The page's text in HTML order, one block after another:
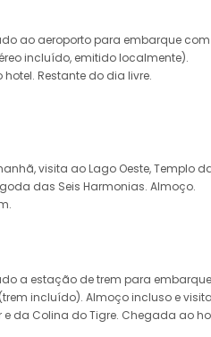
ao aeroporto para embarque com
incluído, emitido localmente).
Restante do dia livre.
visita ao Lago Oeste, Templo
das Seis Harmonias. Almoço.
a estação de trem para embarque
incluído). Almoço incluso e visita
da Colina do Tigre. Chegada ao